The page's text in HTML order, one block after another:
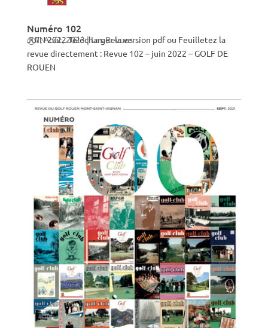
Numéro 102
7, Août, 2023|Les Revues
JUIN 2022 Télécharger la version pdf ou Feuilletez la
revue directement : Revue 102 – juin 2022 – GOLF DE
ROUEN